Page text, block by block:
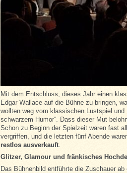
Mit dem Entschluss, dieses Jahr einen
Edgar Wallace auf die Bühne zu bringen,
wollten weg vom klassischen Lustspiel und
schwarzem Humor“. Dass dieser Mut
Schon zu Beginn der Spielzeit waren fast
vergriffen, und die letzten fünf Abende
restlos ausverkauft.
Glitzer, Glamour und fränkisches
Das Bühnenbild entführte die Zuschauer